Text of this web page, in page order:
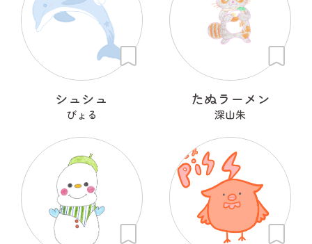
シュシュ
びょる
たぬラーメン
深山朱